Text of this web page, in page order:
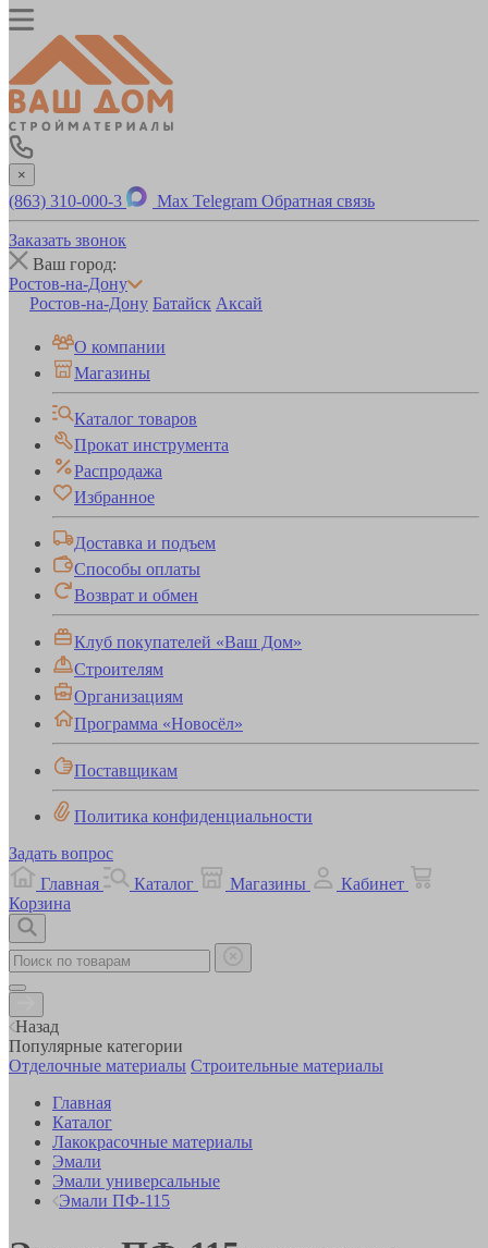
×
(863) 310-000-3 Max Telegram Обратная связь
Заказать звонок
Ваш город:
Ростов-на-Дону
Ростов-на-Дону Батайск Аксай
О компании
Магазины
Каталог товаров
Прокат инструмента
Распродажа
Избранное
Доставка и подъем
Способы оплаты
Возврат и обмен
Клуб покупателей «Ваш Дом»
Строителям
Организациям
Программа «Новосёл»
Поставщикам
Политика конфиденциальности
Задать вопрос
Главная
Каталог Магазины
Кабинет
Корзина
Назад
Популярные категории
Отделочные материалы Строительные материалы
Главная
Каталог
Лакокрасочные материалы
Эмали
Эмали универсальные
Эмали ПФ-115